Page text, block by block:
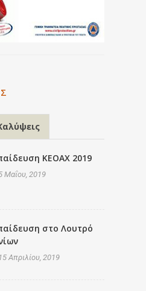
ΚΕΟΑΧ 2019
Μαΐου, 2019
στο Λουτρό
15 Απριλίου, 2019